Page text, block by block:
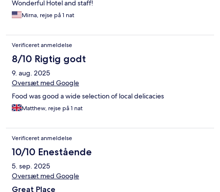
Wonderful Hotel and staff!
Mirna, rejse på 1 nat
Verificeret anmeldelse
8/10 Rigtig godt
9. aug. 2025
Oversæt med Google
Food was good a wide selection of local delicacies
Matthew, rejse på 1 nat
Verificeret anmeldelse
10/10 Enestående
5. sep. 2025
Oversæt med Google
Great Place